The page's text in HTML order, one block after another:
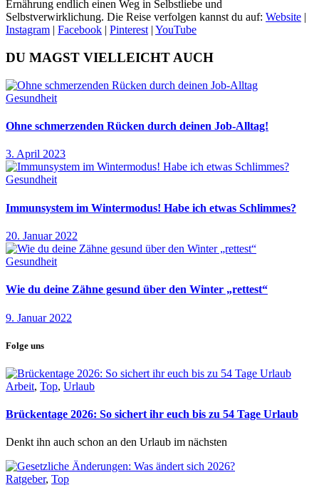
Ernährung endlich einen Weg in Selbstliebe und
Selbstverwirklichung. Die Reise verfolgen kannst du auf: Website
Instagram
Facebook Pinterest| YouTube
DU MAGST VIELLEICHT AUCH
Gesundheit
Ohne schmerzenden Rücken durch deinen Job-Alltag!
3. April 2023
Gesundheit
Immunsystem im Wintermodus! Habe ich etwas Schlimmes?
20. Januar 2022
Gesundheit
Wie du deine Zähne gesund über den Winter „rettest“
9. Januar 2022
Folge uns
Arbeit, Top, Urlaub
Brückentage 2026: So sichert ihr euch bis zu 54 Tage Urlaub
Denkt ihn auch schon an den Urlaub im nächsten
Ratgeber, Top